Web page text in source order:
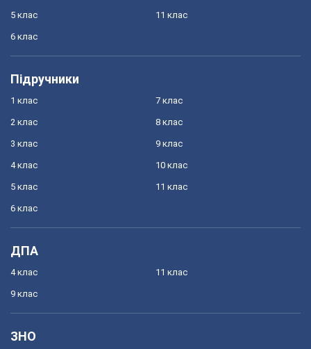
5 клас
6 клас
11 клас
Підручники
1 клас
2 клас
3 клас
4 клас
5 клас
6 клас
7 клас
8 клас
9 клас
10 клас
11 клас
ДПА
4 клас
9 клас
11 клас
ЗНО